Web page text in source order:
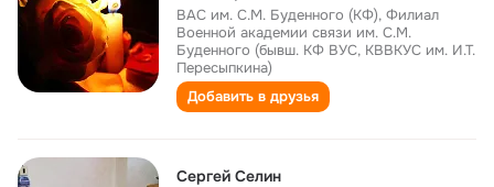
ВАС им. С.М. Буденного (КФ), Филиал
Военной академии связи им. С.М.
Буденного (бывш. КФ ВУС, КВВКУС им. И.Т.
Пересыпкина)
Добавить в друзья
Сергей Селин